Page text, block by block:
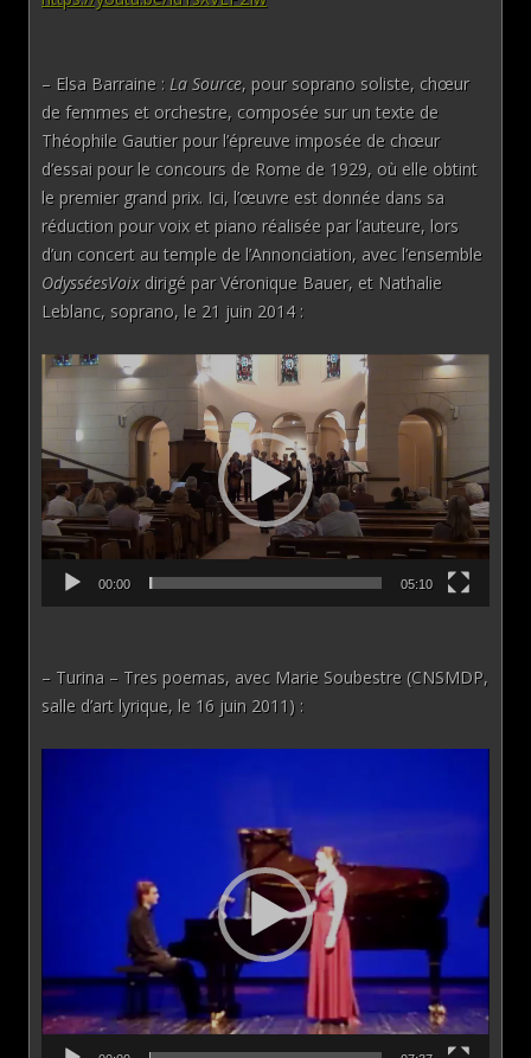
– Elsa Barraine : La Source, pour soprano soliste, chœur
de femmes et orchestre, composée sur un texte de
Théophile Gautier pour l’épreuve imposée de chœur
d’essai pour le concours de Rome de 1929, où elle obtint
le premier grand prix. Ici, l’œuvre est donnée dans sa
réduction pour voix et piano réalisée par l’auteure, lors
d’un concert au temple de l’Annonciation, avec l’ensemble
OdysséesVoix dirigé par Véronique Bauer, et Nathalie
Leblanc, soprano, le 21 juin 2014 :
Lecteur
00:00 05:10
– Turina – Tres poemas, avec Marie Soubestre (CNSMDP,
salle d’art lyrique, le 16 juin 2011) :